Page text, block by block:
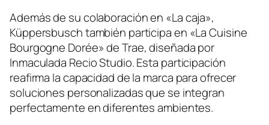
Además de su colaboración en «La caja»,
Küppersbusch también participa en «La Cuisine
Bourgogne Dorée» de Trae, diseñada por
Inmaculada Recio Studio. Esta participación
reafirma la capacidad de la marca para ofrecer
soluciones personalizadas que se integran
perfectamente en diferentes ambientes.